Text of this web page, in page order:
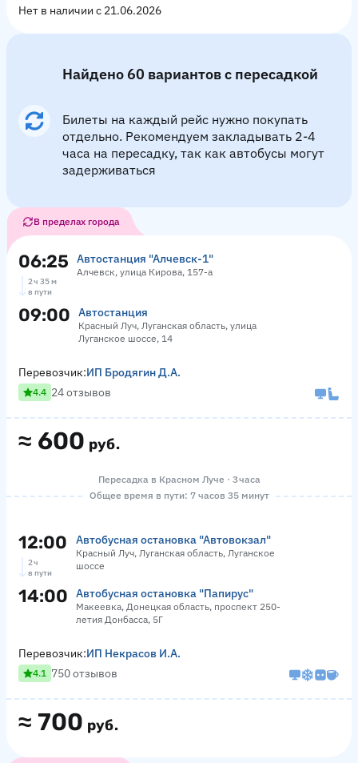
Нет в наличии с 21.06.2026
Найдено 60 вариантов с пересадкой
Билеты на каждый рейс нужно покупать
отдельно. Рекомендуем закладывать 2-4
часа на пересадку, так как автобусы могут
задерживаться
В пределах города
06:25 Автостанция "Алчевск-1"
Алчевск, улица Кирова, 157-а
2 ч 35 м
в пути
09:00 Автостанция
Красный Луч, Луганская область, улица
Луганское шоссе, 14
≈ 600 руб.
Перевозчик:ИП Бродягин Д.А.
4.4 24 отзывов
Пересадка в Красном Луче · 3 часа
Общее время в пути: 7 часов 35 минут
12:00 Автобусная остановка "Автовокзал"
Красный Луч, Луганская область, Луганское
шоссе
2 ч
в пути
14:00 Автобусная остановка "Папирус"
Макеевка, Донецкая область, проспект 250-
летия Донбасса, 5Г
≈ 700 руб.
Перевозчик:ИП Некрасов И.А.
4.1 750 отзывов